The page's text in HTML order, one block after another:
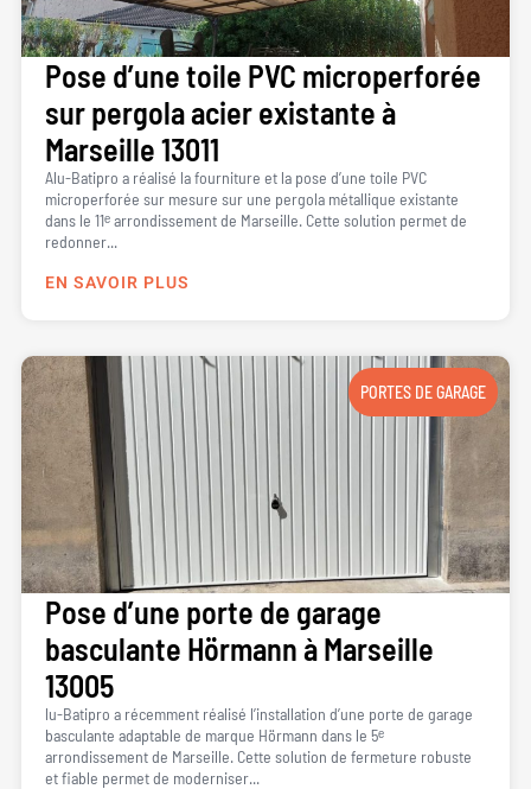
Pose d’une toile PVC microperforée
sur pergola acier existante à
Marseille 13011
Alu-Batipro a réalisé la fourniture et la pose d’une toile PVC
microperforée sur mesure sur une pergola métallique existante
dans le 11ᵉ arrondissement de Marseille. Cette solution permet de
redonner...
EN SAVOIR PLUS
PORTES DE GARAGE
Pose d’une porte de garage
basculante Hörmann à Marseille
13005
lu-Batipro a récemment réalisé l’installation d’une porte de garage
basculante adaptable de marque Hörmann dans le 5ᵉ
arrondissement de Marseille. Cette solution de fermeture robuste
et fiable permet de moderniser...